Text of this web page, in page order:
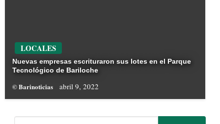
LOCALES
Nuevas empresas escrituraron sus lotes en el Parque
Tecnológico de Bariloche
© Barinoticias abril 9, 2022